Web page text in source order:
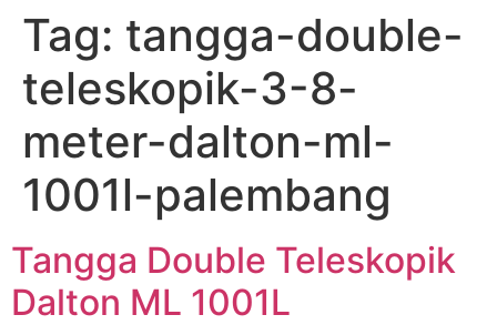
Skip
content
Tag: tangga-double-
teleskopik-3-8-
meter-dalton-ml-
1001l-palembang
Tangga Double Teleskopik
Dalton ML 1001L